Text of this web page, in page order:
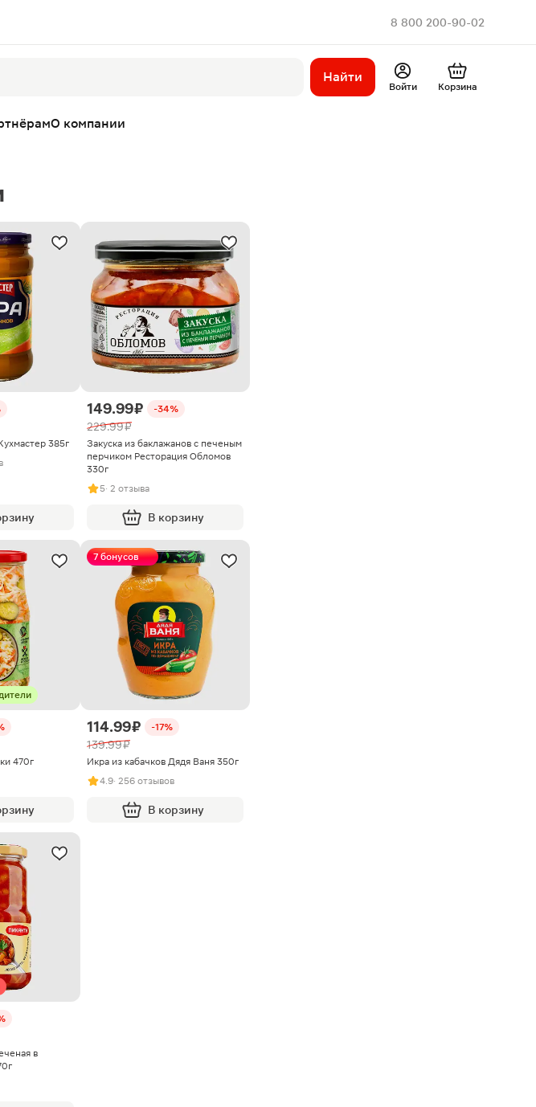
8 800 200-90-02
Найти
Войти Корзина
О компании
385г
149.99 ₽ -34%
229.99 ₽
Закуска из баклажанов c печеным
перчиком Ресторация Обломов
330г
5· 2 отзыва
В корзину
470г
7 бонусов
114.99 ₽ -17%
139.99 ₽
Икра из кабачков Дядя Ваня 350г
4.9· 256 отзывов
В корзину
в